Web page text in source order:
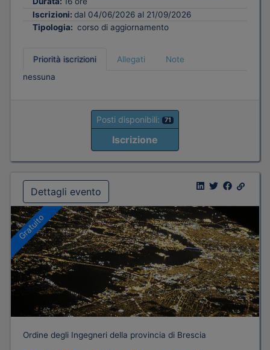
Iscrizioni: dal 04/06/2026 al 21/09/2026
Tipologia: corso di aggiornamento
Priorità iscrizioni Allegati
Note
nessuna
Posti disponibili: 71
Iscrizione
Dettagli evento
Gratuito
Ordine degli Ingegneri della provincia di Brescia